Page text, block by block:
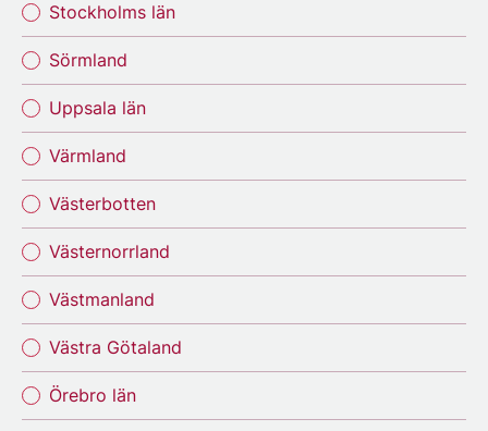
Stockholms län
Sörmland
Uppsala län
Värmland
Västerbotten
Västernorrland
Västmanland
Västra Götaland
Örebro län